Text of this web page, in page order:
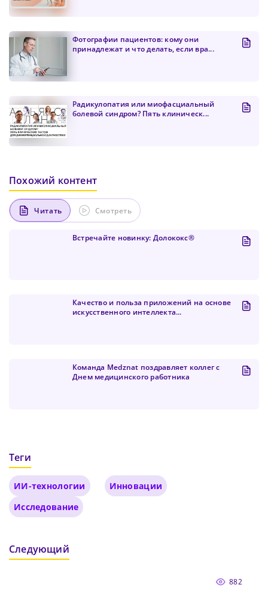
Фотографии пациентов: кому они
принадлежат и что делать, если вра...
Радикулопатия или миофасциальный
болевой синдром? Пять клиническ...
Похожий контент
Читать Смотреть
Встречайте новинку: Долококс®
Качество и польза приложений на основе
искусственного интеллекта...
Команда Medznat поздравляет коллег с
Днем медицинского работника
Теги
ИИ-технологии
Инновации
Исследование
Следующий
882